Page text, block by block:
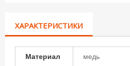
ХАРАКТЕРИСТИКИ
Материал медь